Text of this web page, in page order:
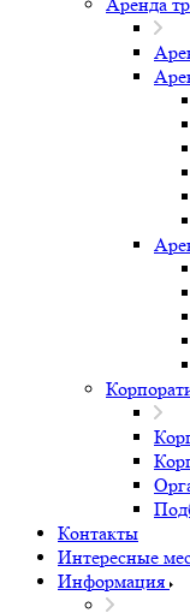
Контакты
Интересные
Информация